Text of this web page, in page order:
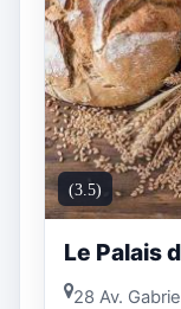
(3.5)
Le Palais
28 Av.